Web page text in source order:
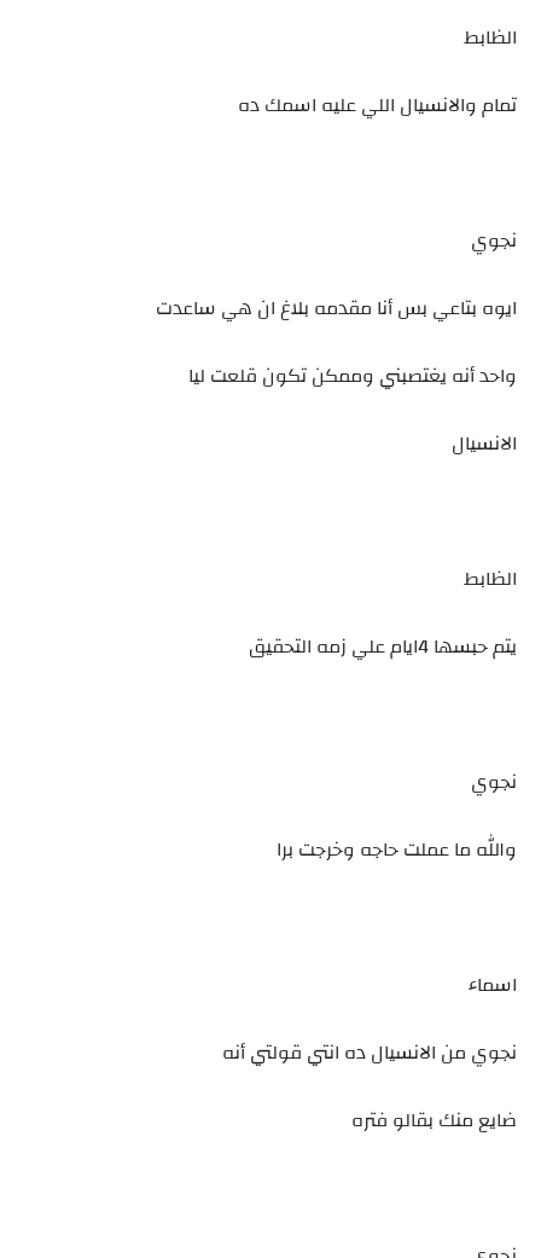
الظابط
تمام والانسيال اللي عليه اسمك ده
نجوي
ايوه بتاعي بس أنا مقدمه بلاغ ان هي ساعدت
واحد أنه يغتصبني وممكن تكون قلعت ليا
الانسيال
الظابط
يتم حبسها 4ايام علي زمه التحقيق
نجوي
والله ما عملت حاجه وخرجت برا
اسماء
نجوي من الانسيال ده انتي قولتي أنه
ضايع منك بقالو فتره